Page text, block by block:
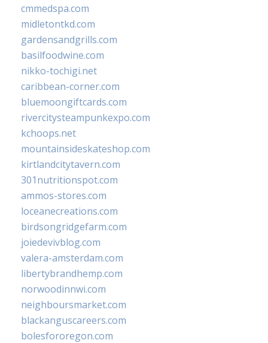
cmmedspa.com
midletontkd.com
gardensandgrills.com
basilfoodwine.com
nikko-tochigi.net
caribbean-corner.com
bluemoongiftcards.com
rivercitysteampunkexpo.com
kchoops.net
mountainsideskateshop.com
kirtlandcitytavern.com
301nutritionspot.com
ammos-stores.com
loceanecreations.com
birdsongridgefarm.com
joiedevivblog.com
valera-amsterdam.com
libertybrandhemp.com
norwoodinnwi.com
neighboursmarket.com
blackanguscareers.com
bolesfororegon.com